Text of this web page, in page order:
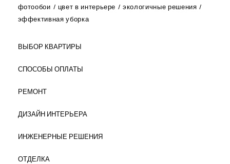
фотообои
цвет в интерьере
экологичные решения
эффективная уборка
ВЫБОР КВАРТИРЫ
СПОСОБЫ ОПЛАТЫ
РЕМОНТ
ДИЗАЙН ИНТЕРЬЕРА
ИНЖЕНЕРНЫЕ РЕШЕНИЯ
ОТДЕЛКА